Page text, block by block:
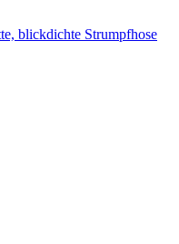
blickdichte Strumpfhose